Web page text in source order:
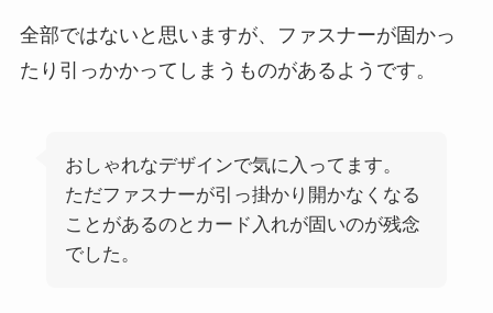
全部ではないと思いますが、ファスナーが固かっ
たり引っかかってしまうものがあるようです。
おしゃれなデザインで気に入ってます。
ただファスナーが引っ掛かり開かなくなる
ことがあるのとカード入れが固いのが残念
でした。